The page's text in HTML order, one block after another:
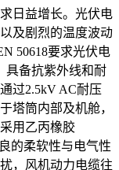
日益增长。光伏电
及剧烈的温度波动
50618要求光伏电
具备抗紫外线和耐
过2.5kV AC耐压
塔筒内部及机舱，
用乙丙橡胶
的柔软性与电气性
，风机动力电缆往